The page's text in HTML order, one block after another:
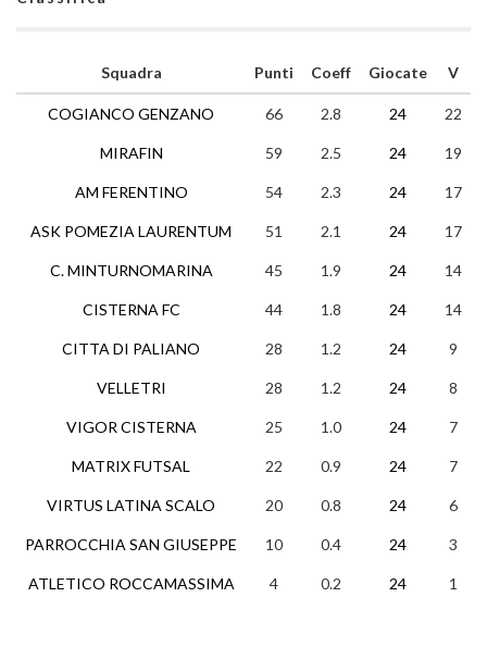
Squadra
COGIANCO GENZANO
MIRAFIN
AM FERENTINO
ASK POMEZIA LAURENTUM
C. MINTURNOMARINA
CISTERNA FC
CITTA DI PALIANO
VELLETRI
VIGOR CISTERNA
MATRIX FUTSAL
VIRTUS LATINA SCALO
PARROCCHIA SAN GIUSEPPE
ATLETICO ROCCAMASSIMA
Punti Coeff Giocate V
66 2.8 24 22
59 2.5 24 19
54 2.3 24 17
51 2.1 24 17
45 1.9 24 14
44 1.8 24 14
28 1.2 24 9
28 1.2 24 8
25 1.0 24 7
22 0.9 24 7
20 0.8 24 6
10 0.4 24 3
4 0.2 24 1